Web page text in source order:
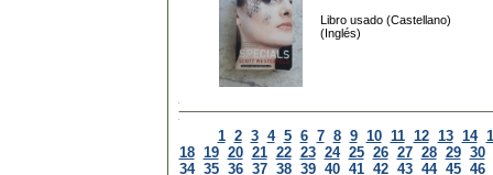
Libro usado (Castellano)
(Inglés)
1 2 3 4 5 6 7 8 9 10 11 12 13 14
18 19 20 21 22 23 24 25 26 27 28 29 30
34 35 36 37 38 39 40 41 42 43 44 45 46